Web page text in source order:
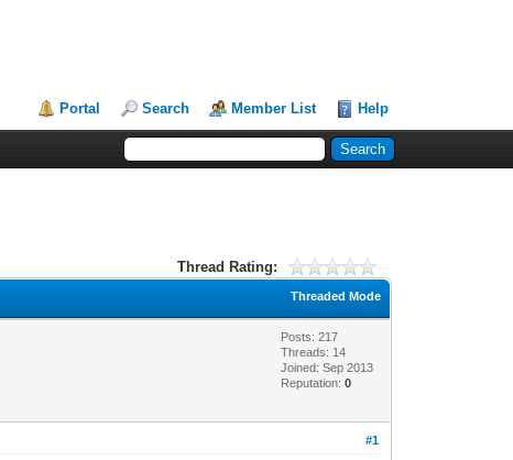
Portal Search Member List Help
Thread Rating:
Threaded Mode
Posts: 217
Threads: 14
Joined: Sep 2013
Reputation:0
#1